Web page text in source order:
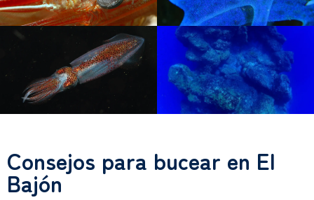
Consejos para bucear en El
Bajón